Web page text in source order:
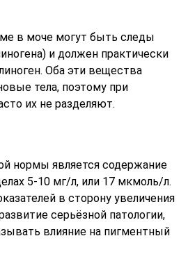
в моче могут быть следы
и должен практически
Оба эти вещества
тела, поэтому при
их не разделяют.
нормы является содержание
5-10 мг/л, или 17 мкмоль/л.
в сторону увеличения
серьёзной патологии,
влияние на пигментный